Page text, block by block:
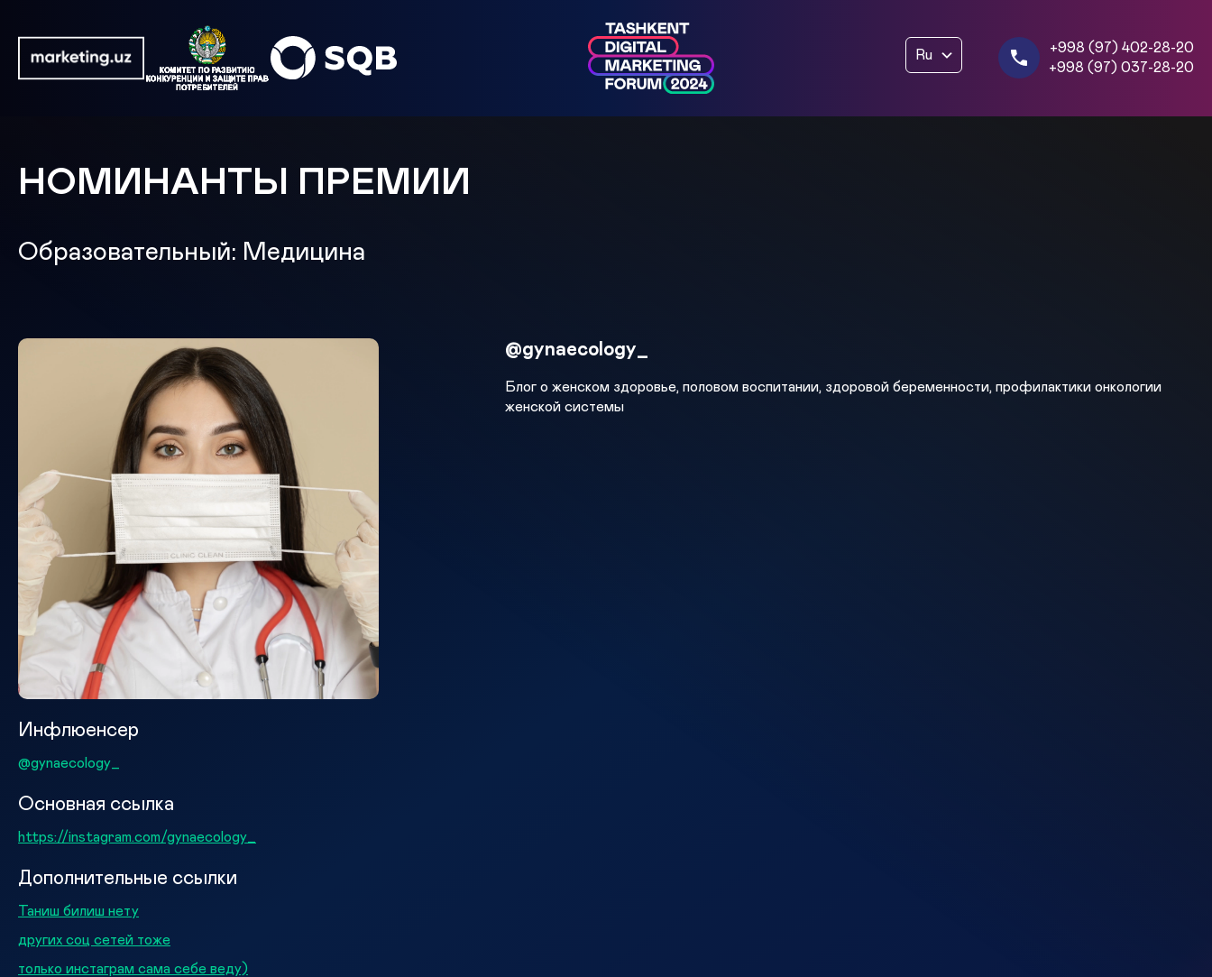
Ru
+998 (97) 402-28-20
+998 (97) 037-28-20
НОМИНАНТЫ ПРЕМИИ
Образовательный: Медицина
Инфлюенсер
@gynaecology_
Основная ссылка
https://instagram.com/gynaecology_
Дополнительные ссылки
Таниш билиш нету
других соц сетей тоже
только инстаграм сама себе веду)
@gynaecology_
Блог о женском здоровье, половом воспитании, здоровой беременности, профилактики онкологии
женской системы